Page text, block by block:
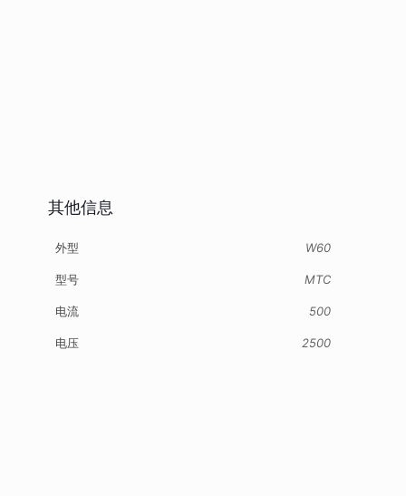
其他信息
外型 W60
型号 MTC
电流 500
电压 2500